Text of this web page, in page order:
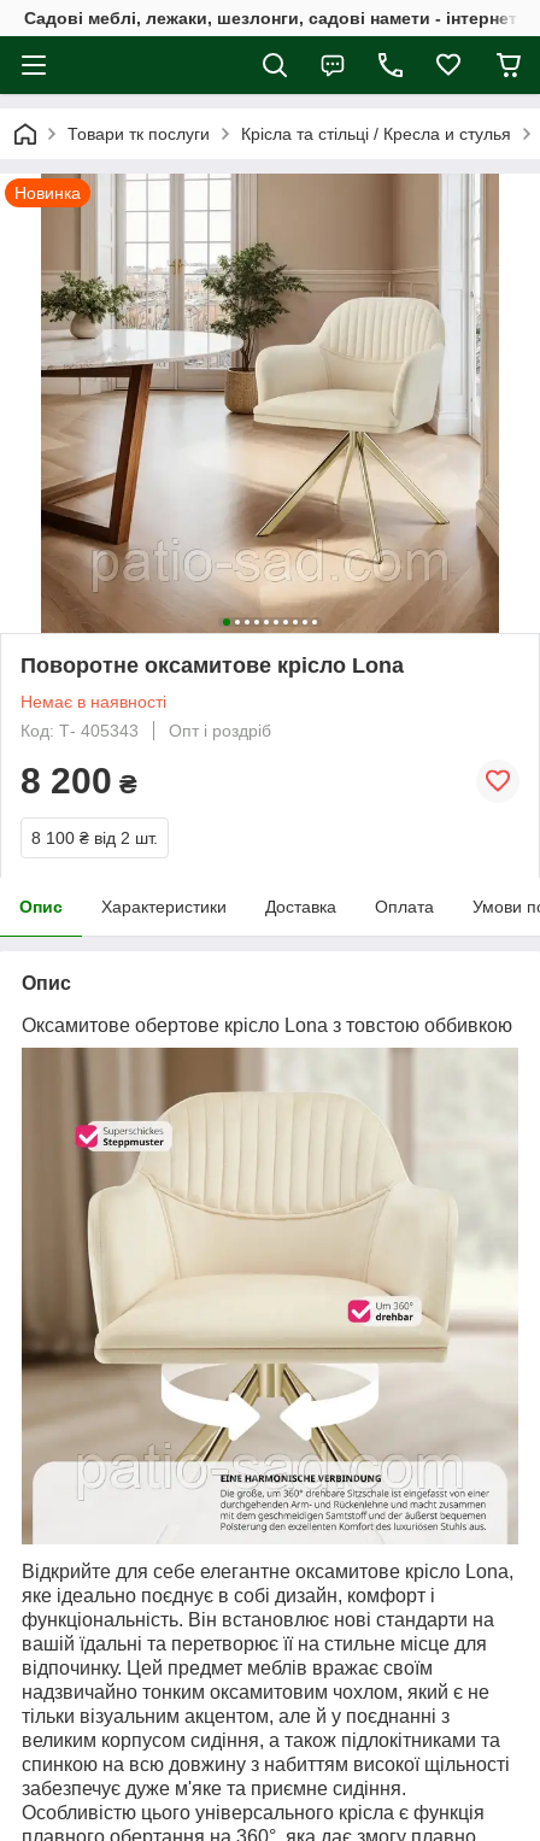
Садові меблі, лежаки, шезлонги, садові намети - інтернет-
Товари тк послуги Крісла та стільці / Кресла и стулья
Новинка
Поворотне оксамитове крісло Lona
Немає в наявності
Код: Т- 405343
Опт і роздріб
8 200 ₴
8 100 ₴ від 2 шт.
Опис Характеристики Доставка Оплата Умови
Опис
Оксамитове обертове крісло Lona з товстою оббивкою
Відкрийте для себе елегантне оксамитове крісло Lona,
яке ідеально поєднує в собі дизайн, комфорт і
функціональність. Він встановлює нові стандарти на
вашій їдальні та перетворює її на стильне місце для
відпочинку. Цей предмет меблів вражає своїм
надзвичайно тонким оксамитовим чохлом, який є не
тільки візуальним акцентом, але й у поєднанні з
великим корпусом сидіння, а також підлокітниками та
спинкою на всю довжину з набиттям високої щільності
забезпечує дуже м'яке та приємне сидіння.
Особливістю цього універсального крісла є функція
плавного обертання на 360°, яка дає змогу плавно